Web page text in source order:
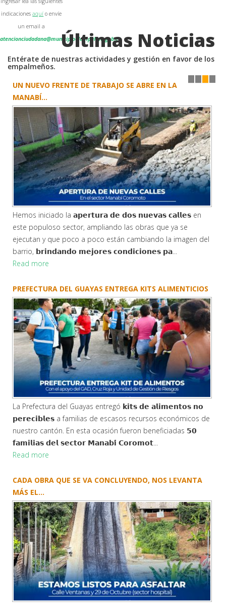
indicacionesaquí o envíe
un email a
atencionciudadana@municipioelempalme.gob.ecÚltimas Noticias
Entérate de nuestras actividades y gestión en favor de los
empalmeños.
1 2 3
UN NUEVO FRENTE DE TRABAJO SE ABRE EN LA
MANABÍ...
Hemos iniciado la 𝗮𝗽𝗲𝗿𝘁𝘂𝗿𝗮 𝗱𝗲 𝗱𝗼𝘀 𝗻𝘂𝗲𝘃𝗮𝘀 𝗰𝗮𝗹𝗹𝗲𝘀 en
este populoso sector, ampliando las obras que ya se
ejecutan y que poco a poco están cambiando la imagen del
barrio, 𝗯𝗿𝗶𝗻𝗱𝗮𝗻𝗱𝗼 𝗺𝗲𝗷𝗼𝗿𝗲𝘀 𝗰𝗼𝗻𝗱𝗶𝗰𝗶𝗼𝗻𝗲𝘀 𝗽𝗮...
Read more
PREFECTURA DEL GUAYAS ENTREGA KITS ALIMENTICIOS
La Prefectura del Guayas entregó 𝗸𝗶𝘁𝘀 𝗱𝗲 𝗮𝗹𝗶𝗺𝗲𝗻𝘁𝗼𝘀 𝗻𝗼
𝗽𝗲𝗿𝗲𝗰𝗶𝗯𝗹𝗲𝘀 a familias de escasos recursos económicos de
nuestro cantón. En esta ocasión fueron beneficiadas 𝟱𝟬
𝗳𝗮𝗺𝗶𝗹𝗶𝗮𝘀 𝗱𝗲𝗹 𝘀𝗲𝗰𝘁𝗼𝗿 𝗠𝗮𝗻𝗮𝗯𝗶́ 𝗖𝗼𝗿𝗼𝗺𝗼𝘁...
Read more
CADA OBRA QUE SE VA CONCLUYENDO, NOS LEVANTA
MÁS EL...